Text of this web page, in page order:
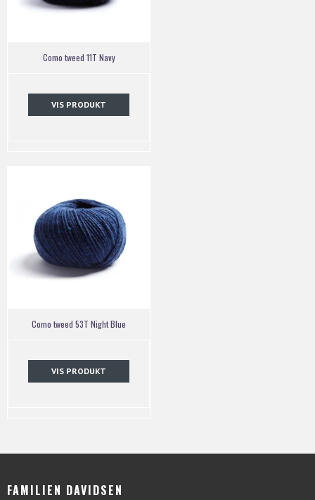
Como tweed 11T Navy
VIS PRODUKT
Como tweed 53T Night Blue
VIS PRODUKT
FAMILIEN DAVIDSEN